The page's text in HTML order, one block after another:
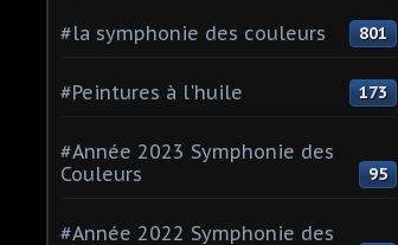
#la symphonie des couleurs 801
#Peintures à l'huile 173
#Année 2023 Symphonie des
Couleurs
95
#Année 2022 Symphonie des